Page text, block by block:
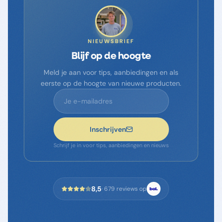
NIEUWSBRIEF
Blijf op de hoogte
Meld je aan voor tips, aanbiedingen en als
eerste op de hoogte van nieuwe producten.
Inschrijven
Schrijf je in voor tips, aanbiedingen en nieuws
8,5·679 reviews op